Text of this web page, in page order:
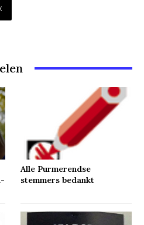
Alle Purmerendse
stemmers bedankt